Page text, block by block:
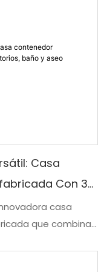
Casa
Con 3
Y Aseo casa
que combina